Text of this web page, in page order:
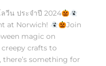
วีน ประจำปี 2024
at Norwich!
Join
magic on
crafts to
something for